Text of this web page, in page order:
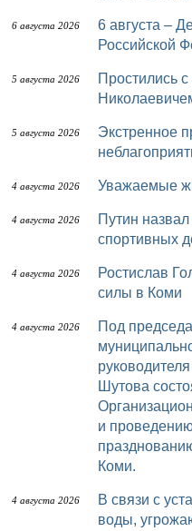
6 августа 2026
6 августа – День железнодорожных войск
Российской
5 августа 2026
Простились с рядовым Александром
5 августа 2026
Экстренное предупреждение о
4 августа 2026 Уважаемые
4 августа 2026
Путин назвал Россию одной из ведущих
спортивных
4 августа 2026
Ростислав Гольдштейн назвал своё место
силы в Коми
4 августа 2026
Под председательством главы
Шутова
и
Коми.
4 августа 2026
В связи с установлением низких уровней
воды,